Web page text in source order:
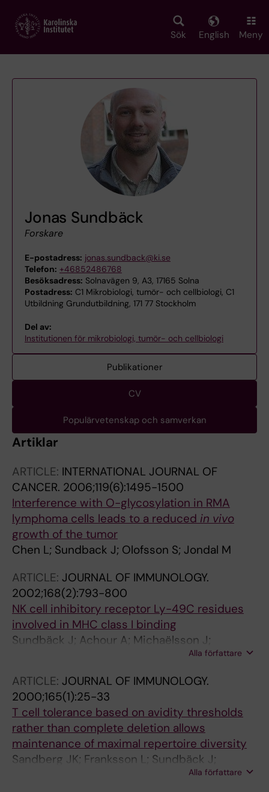
main
Sök English Meny
Jonas Sundbäck
Forskare
E-postadress: jonas.sundback@ki.se
Telefon: +46852486768
Besöksadress: Solnavägen 9, A3, 17165 Solna
Postadress: C1 Mikrobiologi, tumör- och cellbiologi, C1
Utbildning Grundutbildning, 171 77 Stockholm
Del av:
Institutionen för mikrobiologi, tumör- och cellbiologi
Publikationer
CV
Populärvetenskap och samverkan
Artiklar
ARTICLE: INTERNATIONAL JOURNAL OF
CANCER. 2006;119(6):1495-1500
Interference with O-glycosylation in RMA
lymphoma cells leads to a reduced in vivo
growth of the tumor
Chen L; Sundback J; Olofsson S; Jondal M
ARTICLE: JOURNAL OF IMMUNOLOGY.
2002;168(2):793-800
NK cell inhibitory receptor Ly-49C residues
involved in MHC class I binding
Sundbäck J; Achour A; Michaëlsson J;
Alla författare
ARTICLE: JOURNAL OF IMMUNOLOGY.
2000;165(1):25-33
T cell tolerance based on avidity thresholds
rather than complete deletion allows
maintenance of maximal repertoire diversity
Sandberg JK; Franksson L; Sundbäck J;
Michaelsson J; Petersson M; Achour A; Wallin
Alla författare